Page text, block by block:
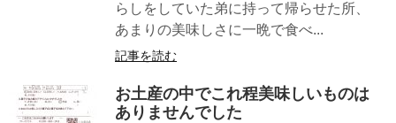
らしをしていた弟に持って帰らせた所、
あまりの美味しさに一晩で食べ...
記事を読む
お土産の中でこれ程美味しいものは
ありませんでした